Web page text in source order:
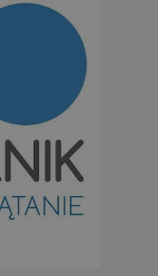
bh.contextweb.com
CookieScript
m-ce.pl